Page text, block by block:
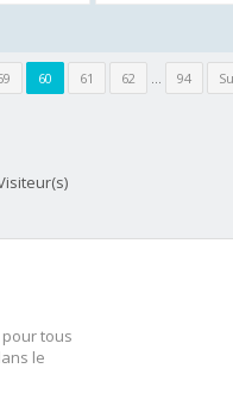
60 61 62 … 94
tous
le